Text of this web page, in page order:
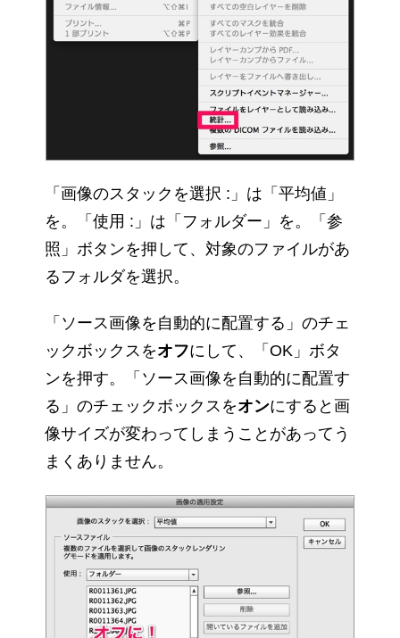
「画像のスタックを選択 :」は「平均値」
を。「使用 :」は「フォルダー」を。「参
照」ボタンを押して、対象のファイルがあ
るフォルダを選択。
「ソース画像を自動的に配置する」のチェ
ックボックスをオフにして、「OK」ボタ
ンを押す。「ソース画像を自動的に配置す
る」のチェックボックスをオンにすると画
像サイズが変わってしまうことがあってう
まくありません。